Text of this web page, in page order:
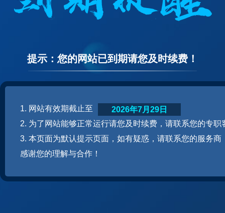
提示：您的网站已到期请您及时续费！
1. 网站有效期截止至
2. 为了网站能够正常运行请您及时续费，请联系您的专职
3. 本页面为默认提示页面，如有疑惑，请联系您的服务商
感谢您的理解与合作！
2026年7月29日